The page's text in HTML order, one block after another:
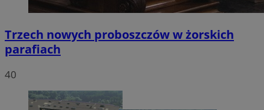
Trzech nowych proboszczów w żorskich
parafiach
40